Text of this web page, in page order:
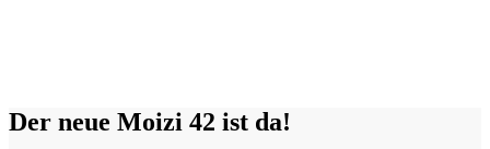
Der neue Moizi 42 ist da!